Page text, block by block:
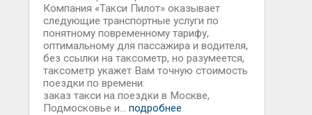
Компания «Такси Пилот» оказывает
следующие транспортные услуги по
понятному повременному тарифу,
оптимальному для пассажира и водителя,
без ссылки на таксометр, но разумеется,
таксометр укажет Вам точную стоимость
поездки по времени:
заказ такси на поездки в Москве,
Подмосковье и... подробнее